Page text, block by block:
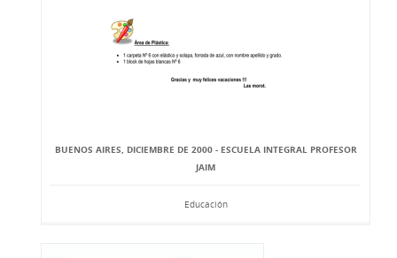
BUENOS AIRES, DICIEMBRE DE 2000 - ESCUELA INTEGRAL PROFESOR
JAIM
Educación